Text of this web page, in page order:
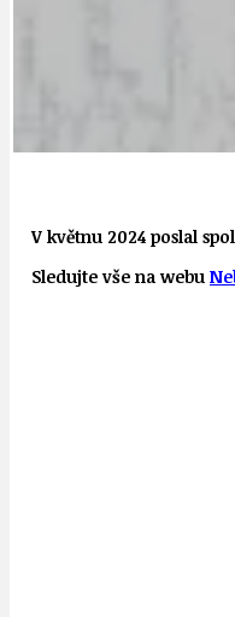
V květnu 2024 poslal
Sledujte vše na webu